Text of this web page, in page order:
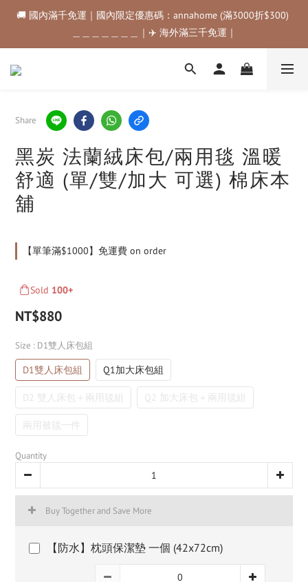
🚚 國內滿千免運｜國內限定優惠碼：annahome (滿3000折$300)
＿＿＿＿＿＿＿｜✈️ 海外滿三千免運｜
🚚 國內滿千免運｜國內限定優惠碼：annahome (滿3000折$300)
＿＿＿＿＿＿＿｜✈️ 海外滿三千免運｜
購物金折抵規範💰💰💰滿$500最高可折$50｜滿$1000最高可折
🚚 國內滿千免運｜國內限定優惠碼：annahome (滿3000折$300)
＿＿＿＿＿＿＿｜✈️ 海外滿三千免運｜
Share
黑炭 法蘭絨床包/兩用毯 溫暖
舒適 (單/雙/加大 可選) 棉床本
舖
【單筆滿$1000】免運費 on order
Sold 100+
NT$880
Size : D1雙人床包組
D1雙人床包組 Q1加大床包組
D2 雙人床包＋兩用毯組 Q2 加大床包＋兩用毯組
兩用被毯一件
Quantity
Buy Together and Save More
【防水】枕頭保潔墊 一個 (42x72cm)